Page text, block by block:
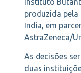
Instituto
produzida pela
India, em
AstraZeneca/
As decisões
duas